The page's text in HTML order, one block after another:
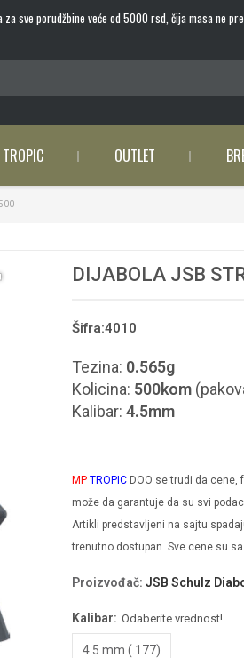
za sve porudžbine veće od 5000 rsd, čija masa ne
OUTLET
DIJABOLA JSB
Šifra:4010
Tezina: 0.565g
Kolicina: 500kom
Kalibar: 4.5mm
MP TROPIC DOO se trudi da
može da garantuje da su svi
Artikli predstavljeni na sajtu
trenutno dostupan. Sve cene su
Proizvođač: JSB Schulz
Kalibar: Odaberite vrednost!
4.5 mm (.177)